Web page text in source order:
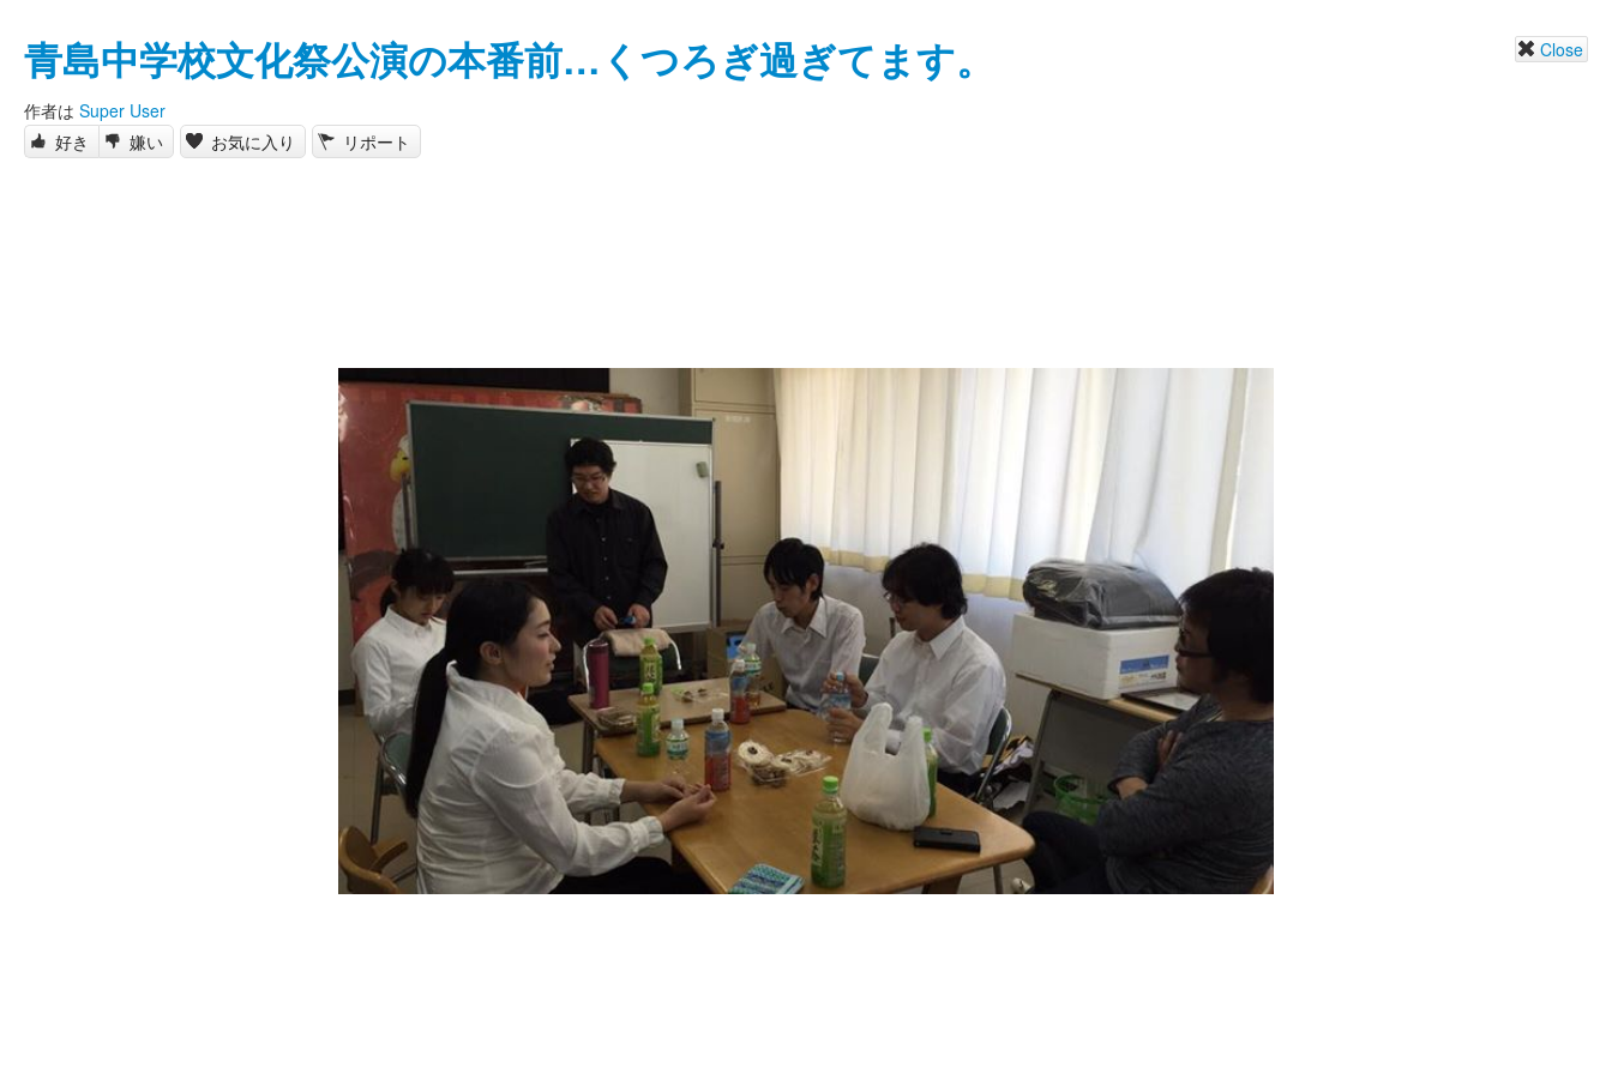
Close
青島中学校文化祭公演の本番前…くつろぎ過ぎてます。
作者は Super User
好き
嫌い お気に入り リポート